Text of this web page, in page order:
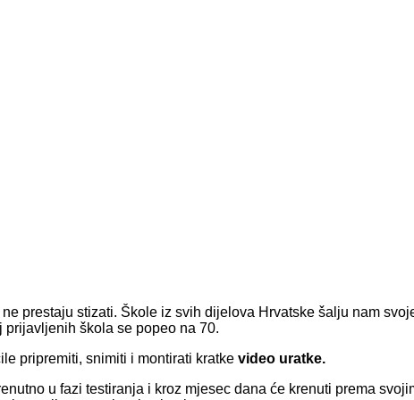
prestaju stizati. Škole iz svih dijelova Hrvatske šalju nam
škola se popeo na 70.
pripremiti, snimiti i montirati kratke video uratke.
u fazi testiranja i kroz mjesec dana će krenuti prema